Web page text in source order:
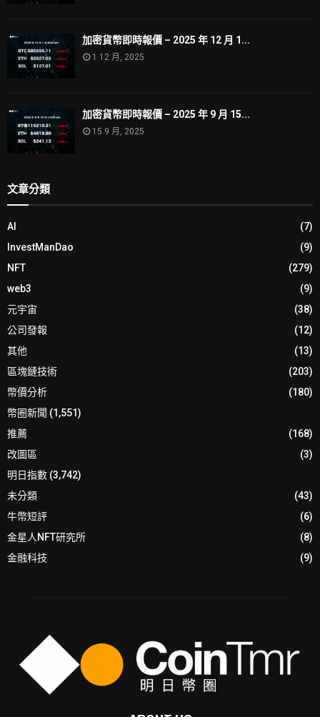
加密貨幣即時報價 – 2025 年 12 月 1...
1 12 月, 2025
加密貨幣即時報價 – 2025 年 9 月 15...
15 9 月, 2025
文章分類
AI
(7)
InvestManDao
(9)
NFT
(279)
web3
(9)
元宇宙
(38)
公司發報
(12)
其他
(13)
區塊鏈技術
(203)
幣價分析
(180)
幣圈新聞 (1,551)
推薦
(168)
改圖區
(3)
明日指數 (3,742)
未分類
(43)
牛幣短評
(6)
金星人NFT研究所
(8)
金融科技
(9)